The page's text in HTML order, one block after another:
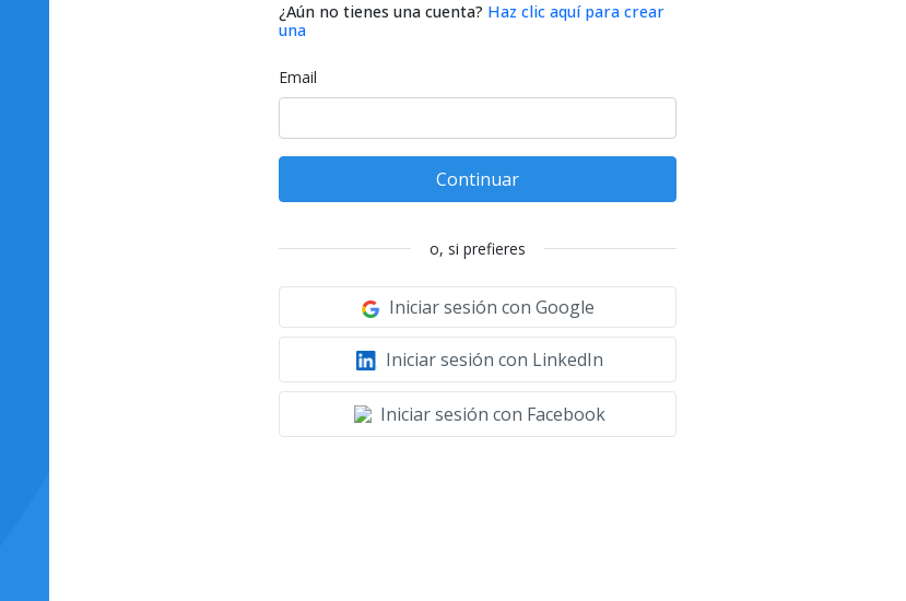
¿Aún no tienes una cuenta? Haz clic aquí para crear
una
Email
Continuar
o, si prefieres
Iniciar sesión con Google
Iniciar sesión con LinkedIn
Iniciar sesión con Facebook